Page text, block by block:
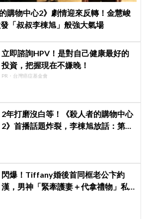
購物中心2》劇情迎來反轉！金慧峻
「叔叔李棟旭」般強大氣場
立即諮詢HPV！是對自己健康最好的
投資，把握現在不嫌晚！
PR・台灣癌症基金會
2年打磨沒白等！《殺人者的購物中心
2》首播話題炸裂，李棟旭放話：第三
閃爆！Tiffany婚後首同框老公卞約
漢，男神「緊牽護妻＋代拿禮物」私